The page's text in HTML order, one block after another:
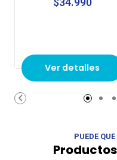
$34.990
Ver detalles
PUEDE